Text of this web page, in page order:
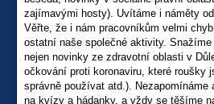
zajímavými hosty). Uvítáme i náměty
Věřte, že i nám pracovníkům velmi
ostatní naše společné aktivity.
nejen novinky ze zdravotní oblasti v
očkování proti koronaviru, které roušky
správně používat atd.). Nezapomínáme
na kvízy a hádanky, a vždy se těšíme